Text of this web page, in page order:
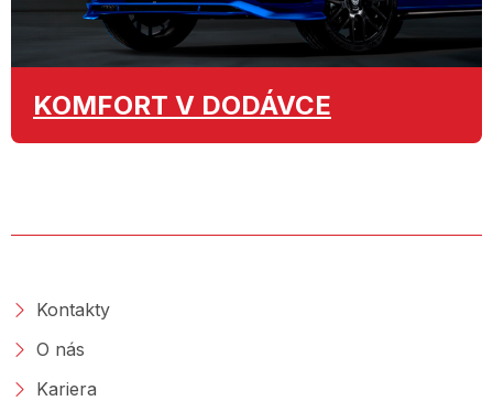
KOMFORT V DODÁVCE
Kontakty
O nás
Kariera